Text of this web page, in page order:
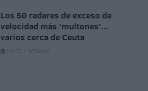
Los 50 radares de exceso de
velocidad más 'multones'...
varios cerca de Ceuta
HACE 1 SEMANA